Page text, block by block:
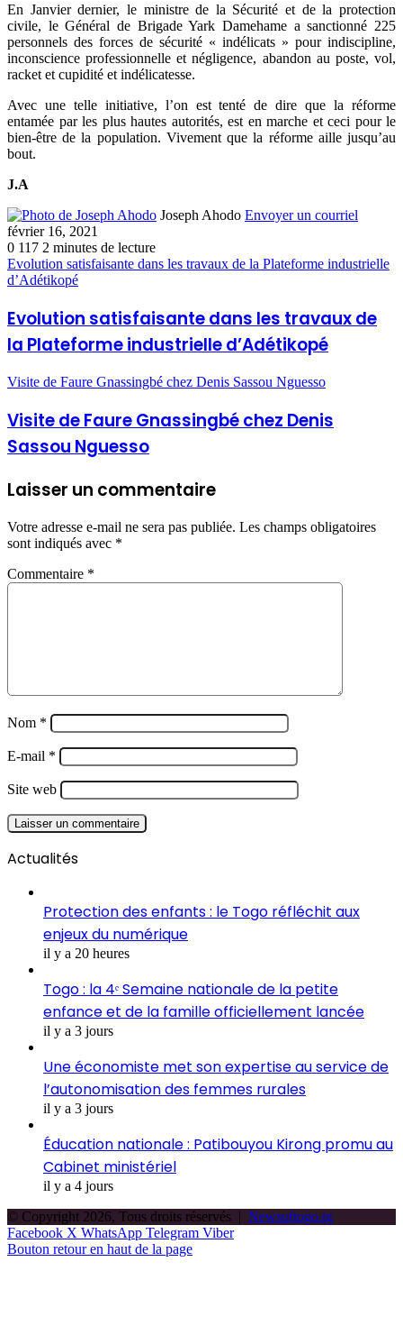
En Janvier dernier, le ministre de la Sécurité et de la protection
civile, le Général de Brigade Yark Damehame a sanctionné 225
personnels des forces de sécurité « indélicats » pour indiscipline,
inconscience professionnelle et négligence, abandon au poste, vol,
racket et cupidité et indélicatesse.
Avec une telle initiative, l’on est tenté de dire que la réforme
entamée par les plus hautes autorités, est en marche et ceci pour le
bien-être de la population. Vivement que la réforme aille jusqu’au
bout.
J.A
Joseph Ahodo Envoyer un courriel
février 16, 2021
0 117 2 minutes de lecture
Evolution satisfaisante dans les travaux de la Plateforme industrielle
d’Adétikopé
Evolution satisfaisante dans les travaux de
la Plateforme industrielle d’Adétikopé
Visite de Faure Gnassingbé chez Denis Sassou Nguesso
Visite de Faure Gnassingbé chez Denis
Sassou Nguesso
Laisser un commentaire
Votre adresse e-mail ne sera pas publiée. Les champs obligatoires
sont indiqués avec *
Commentaire *
Nom *
E-mail *
Site web
Actualités
Protection des enfants : le Togo réfléchit aux
enjeux du numérique
il y a 20 heures
Togo : la 4ᵉ Semaine nationale de la petite
enfance et de la famille officiellement lancée
il y a 3 jours
Une économiste met son expertise au service de
l’autonomisation des femmes rurales
il y a 3 jours
Éducation nationale : Patibouyou Kirong promu au
Cabinet ministériel
il y a 4 jours
© Copyright 2026, Tous droits réservés | Newsoftogo.tg
Facebook X WhatsApp Telegram Viber
Bouton retour en haut de la page